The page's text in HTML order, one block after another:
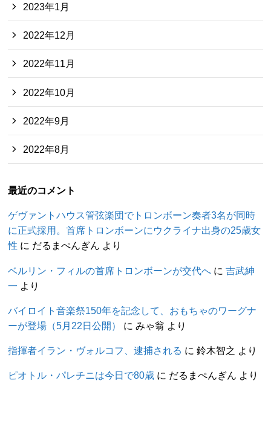
2023年1月
2022年12月
2022年11月
2022年10月
2022年9月
2022年8月
最近のコメント
ゲヴァントハウス管弦楽団でトロンボーン奏者3名が同時
に正式採用。首席トロンボーンにウクライナ出身の25歳女
性 に だるまぺんぎん より
ベルリン・フィルの首席トロンボーンが交代へ に吉武紳
一 より
バイロイト音楽祭150年を記念して、おもちゃのワーグナ
ーが登場（5月22日公開）
にみゃ翁 より
指揮者イラン・ヴォルコフ、逮捕される に鈴木智之 より
ピオトル・パレチニは今日で80歳 に だるまぺんぎん より